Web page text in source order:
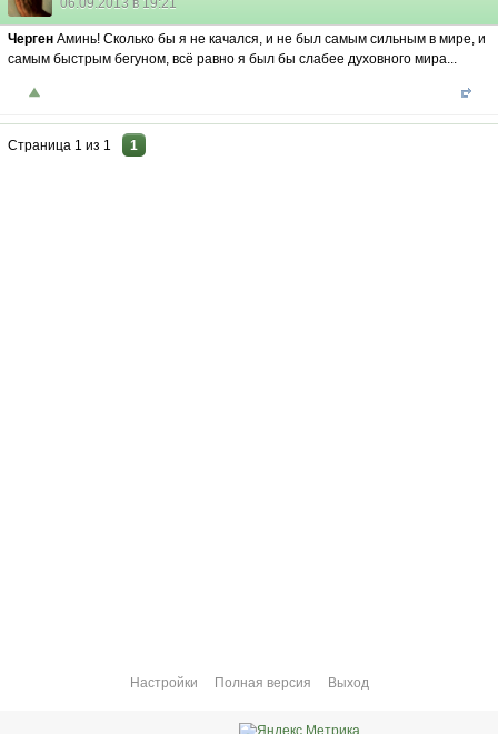
06.09.2013 в 19:21
Черген Аминь! Сколько бы я не качался, и не был самым сильным в мире, и
самым быстрым бегуном, всë равно я был бы слабее духовного мира...
Страница 1 из 1 1
Настройки Полная версия Выход